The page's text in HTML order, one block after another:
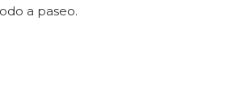
a paseo.